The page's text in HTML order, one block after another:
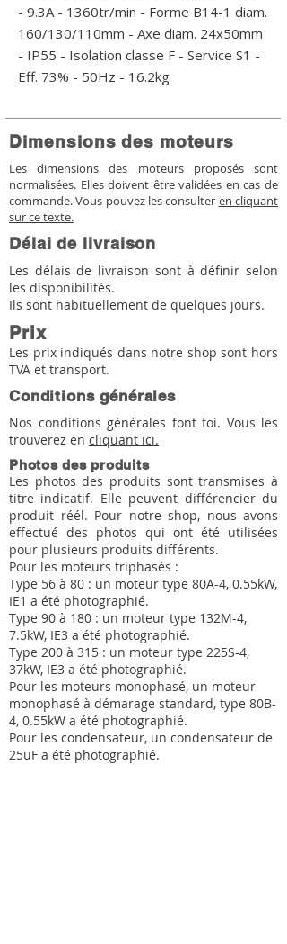
- 9.3A - 1360tr/min - Forme B14-1 diam.
160/130/110mm - Axe diam. 24x50mm
- IP55 - Isolation classe F - Service S1 -
Eff. 73% - 50Hz - 16.2kg
Dimensions des moteurs
Les dimensions des moteurs proposés sont
normalisées. Elles doivent être validées en cas de
commande. Vous pouvez les consulter en cliquant
sur ce texte.
Délai de livraison
Les délais de livraison sont à définir selon
les disponibilités.
Ils sont habituellement de quelques jours.
Prix
Les prix indiqués dans notre shop sont hors
TVA et transport.
Conditions générales
Nos conditions générales font foi. Vous les
trouverez en cliquant ici.
Photos des produits
Les photos des produits sont transmises à
titre indicatif. Elle peuvent différencier du
produit réél. Pour notre shop, nous avons
effectué des photos qui ont été utilisées
pour plusieurs produits différents.
Pour les moteurs triphasés :
Type 56 à 80 : un moteur type 80A-4, 0.55kW,
IE1 a été photographié.
Type 90 à 180 : un moteur type 132M-4,
7.5kW, IE3 a été photographié.
Type 200 à 315 : un moteur type 225S-4,
37kW, IE3 a été photographié.
Pour les moteurs monophasé, un moteur
monophasé à démarage standard, type 80B-
4, 0.55kW a été photographié.
Pour les condensateur, un condensateur de
25uF a été photographié.